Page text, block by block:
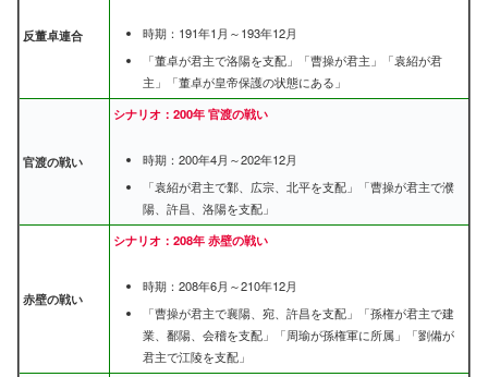
反董卓連合
時期：191年1月～193年12月
「董卓が君主で洛陽を支配」「曹操が君主」「袁紹が君
主」「董卓が皇帝保護の状態にある」
官渡の戦い
シナリオ：200年 官渡の戦い
時期：200年4月～202年12月
「袁紹が君主で鄴、広宗、北平を支配」「曹操が君主で濮
陽、許昌、洛陽を支配」
赤壁の戦い
シナリオ：208年 赤壁の戦い
時期：208年6月～210年12月
「曹操が君主で襄陽、宛、許昌を支配」「孫権が君主で建
業、鄱陽、会稽を支配」「周瑜が孫権軍に所属」「劉備が
君主で江陵を支配」